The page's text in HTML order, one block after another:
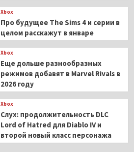
Xbox
Про будущее The Sims 4 и серии в
целом расскажут в январе
Xbox
Еще дольше разнообразных
режимов добавят в Marvel Rivals в
2026 году
Xbox
Слух: продолжительность DLC
Lord of Hatred для Diablo IV и
второй новый класс персонажа